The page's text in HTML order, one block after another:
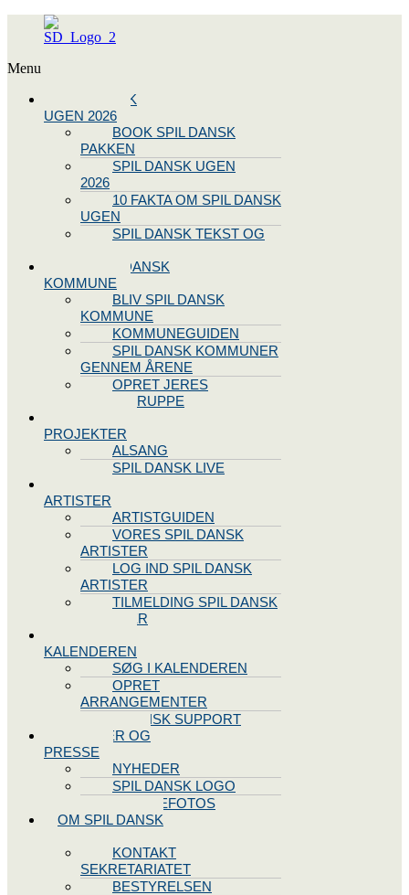
Menu
SPIL DANSK
UGEN 2026
BOOK SPIL DANSK
PAKKEN
SPIL DANSK UGEN
2026
10 FAKTA OM SPIL DANSK
UGEN
SPIL DANSK TEKST OG
BLIV SPIL DANSK
KOMMUNE
BLIV SPIL DANSK
KOMMUNE
KOMMUNEGUIDEN
SPIL DANSK KOMMUNER
GENNEM ÅRENE
OPRET JERES
STYREGRUPPE
PROJEKTER
ALSANG
SPIL DANSK LIVE
ARTISTER
ARTISTGUIDEN
VORES SPIL DANSK
ARTISTER
LOG IND SPIL DANSK
ARTISTER
TILMELDING SPIL DANSK
ARTISTER
KALENDEREN
SØG I KALENDEREN
OPRET
ARRANGEMENTER
TEKNISK SUPPORT
NYHEDER OG
PRESSE
NYHEDER
SPIL DANSK LOGO
PRESSEFOTOS
OM SPIL DANSK
KONTAKT
SEKRETARIATET
BESTYRELSEN